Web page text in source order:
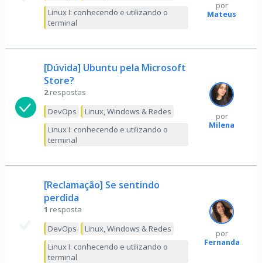
Linux I: conhecendo e utilizando o
terminal
por
Mateus
[Dúvida] Ubuntu pela Microsoft
Store?
2 respostas
DevOps
Linux, Windows & Redes
Linux I: conhecendo e utilizando o
terminal
por
Milena
[Reclamação] Se sentindo
perdida
1 resposta
DevOps
Linux, Windows & Redes
Linux I: conhecendo e utilizando o
terminal
por
Fernanda